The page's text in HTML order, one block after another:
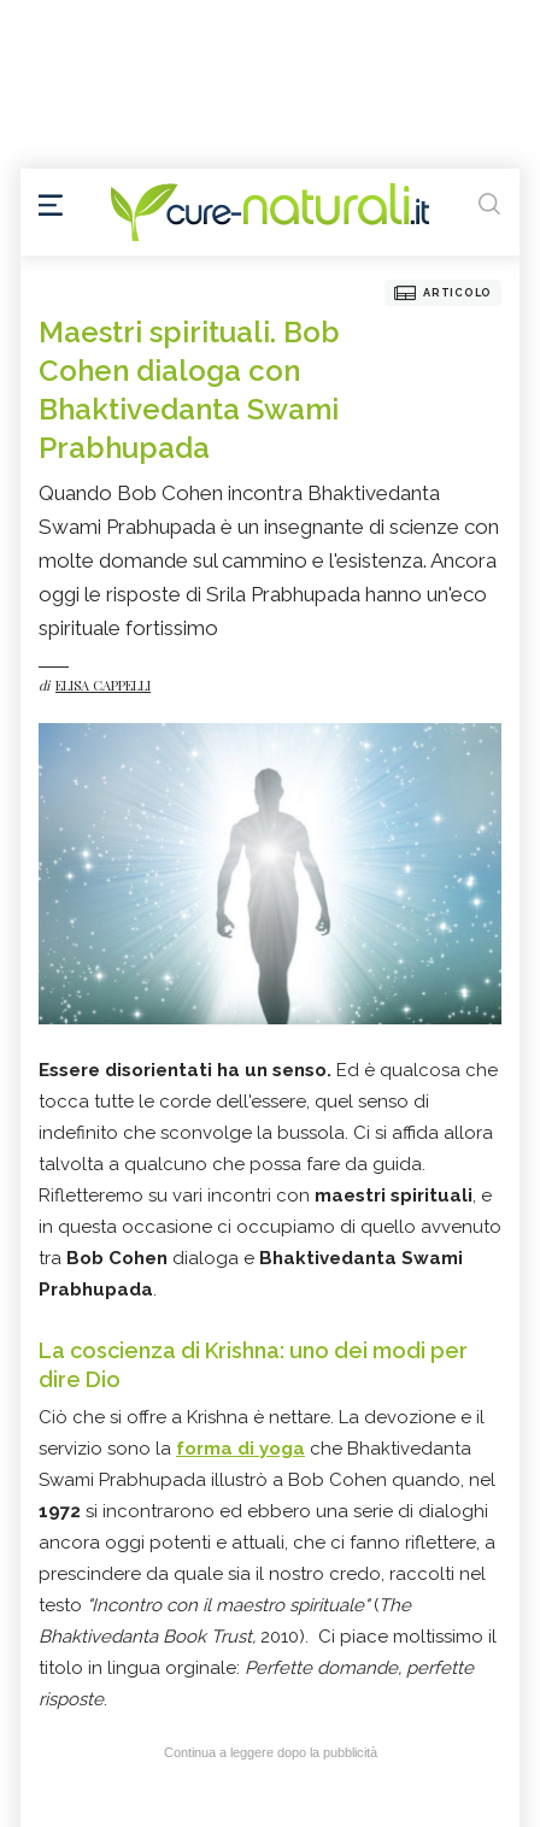
ARTICOLO
Maestri spirituali. Bob
Cohen dialoga con
Bhaktivedanta Swami
Prabhupada
Quando Bob Cohen incontra Bhaktivedanta
Swami Prabhupada è un insegnante di scienze con
molte domande sul cammino e l'esistenza. Ancora
oggi le risposte di Srila Prabhupada hanno un'eco
spirituale fortissimo
di ELISA CAPPELLI
Essere disorientati ha un senso. Ed è qualcosa che
tocca tutte le corde dell'essere, quel senso di
indefinito che sconvolge la bussola. Ci si affida allora
talvolta a qualcuno che possa fare da guida.
Rifletteremo su vari incontri con maestri spirituali, e
in questa occasione ci occupiamo di quello avvenuto
tra Bob Cohen dialoga e Bhaktivedanta Swami
Prabhupada.
La coscienza di Krishna: uno dei modi per
dire Dio
Ciò che si offre a Krishna è nettare. La devozione e il
servizio sono la forma di yoga che Bhaktivedanta
Swami Prabhupada illustrò a Bob Cohen quando, nel
1972 si incontrarono ed ebbero una serie di dialoghi
ancora oggi potenti e attuali, che ci fanno riflettere, a
prescindere da quale sia il nostro credo, raccolti nel
testo "Incontro con il maestro spirituale"(The
Bhaktivedanta Book Trust, 2010). Ci piace moltissimo il
titolo in lingua orginale: Perfette domande, perfette
risposte.
Continua a leggere dopo la pubblicità